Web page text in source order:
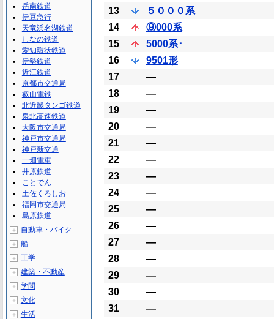
13
５０００系
14
⑨000系
15
5000系･
16
9501形
17
―
18
―
19
―
20
―
21
―
22
―
23
―
24
―
25
―
26
―
27
―
28
―
29
―
30
―
31
―
岳南鉄道
伊豆急行
天竜浜名湖鉄道
しなの鉄道
愛知環状鉄道
伊勢鉄道
近江鉄道
京都市交通局
叡山電鉄
北近畿タンゴ鉄道
泉北高速鉄道
大阪市交通局
神戸市交通局
神戸新交通
一畑電車
井原鉄道
ことでん
土佐くろしお
福岡市交通局
島原鉄道
＋ 自動車・バイク
＋ 船
＋ 工学
＋ 建築・不動産
＋ 学問
＋ 文化
＋ 生活